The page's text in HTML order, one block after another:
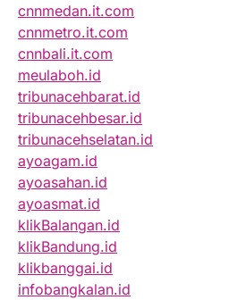
cnnmedan.it.com
cnnmetro.it.com
cnnbali.it.com
meulaboh.id
tribunacehbarat.id
tribunacehbesar.id
tribunacehselatan.id
ayoagam.id
ayoasahan.id
ayoasmat.id
klikBalangan.id
klikBandung.id
klikbanggai.id
infobangkalan.id